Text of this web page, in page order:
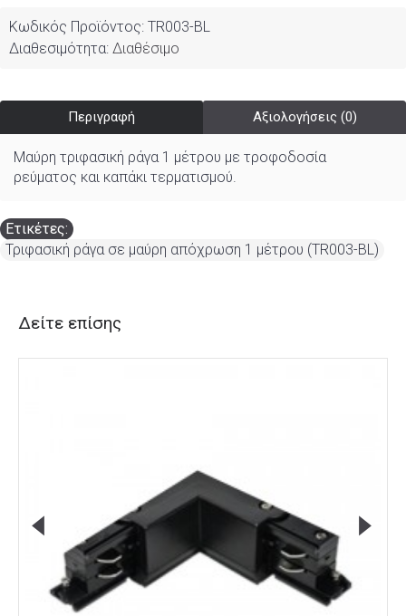
Κωδικός Προϊόντος: TR003-BL
Διαθεσιμότητα: Διαθέσιμο
Περιγραφή Αξιολογήσεις (0)
Μαύρη τριφασική ράγα 1 μέτρου με τροφοδοσία
ρεύματος και καπάκι τερματισμού.
Ετικέτες:
Τριφασική ράγα σε μαύρη απόχρωση 1 μέτρου (TR003-BL)
Δείτε επίσης